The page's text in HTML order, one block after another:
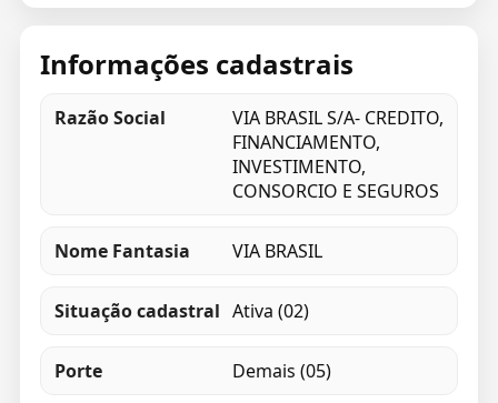
Informações cadastrais
Razão Social
VIA BRASIL S/A- CREDITO,
FINANCIAMENTO,
INVESTIMENTO,
CONSORCIO E SEGUROS
Nome Fantasia VIA BRASIL
Situação cadastral Ativa (02)
Porte Demais (05)